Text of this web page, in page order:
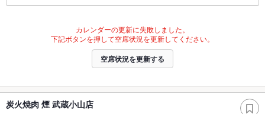
カレンダーの更新に失敗しました。
下記ボタンを押して空席状況を更新してください。
空席状況を更新する
炭火焼肉 煙 武蔵小山店